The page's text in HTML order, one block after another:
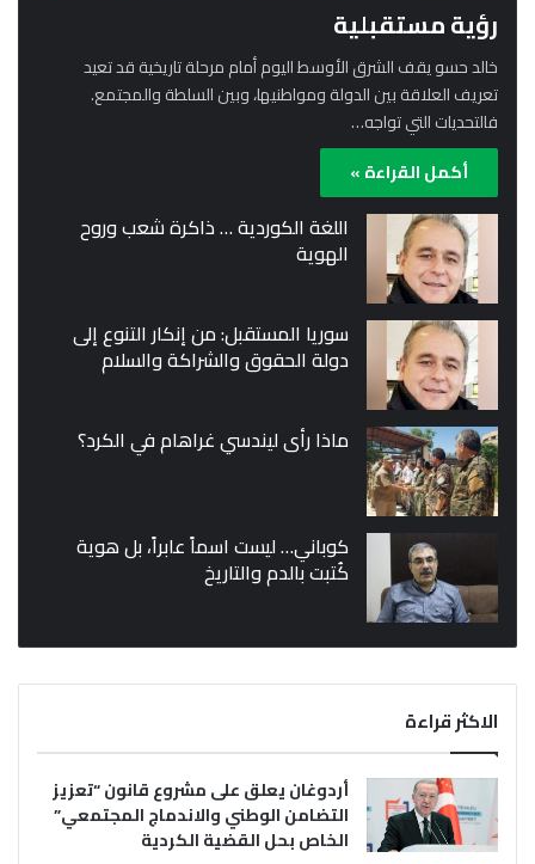
رؤية مستقبلية
خالد حسو يقف الشرق الأوسط اليوم أمام مرحلة تاريخية قد تعيد
تعريف العلاقة بين الدولة ومواطنيها، وبين السلطة والمجتمع.
فالتحديات التي تواجه…
أكمل القراءة »
اللغة الكوردية … ذاكرة شعب وروح
الهوية
سوريا المستقبل: من إنكار التنوع إلى
دولة الحقوق والشراكة والسلام
ماذا رأى ليندسي غراهام في الكرد؟
كوباني… ليست اسماً عابراً، بل هوية
كُتبت بالدم والتاريخ
الاكثر قراءة
أردوغان يعلق على مشروع قانون “تعزيز
التضامن الوطني والاندماج المجتمعي”
الخاص بحل القضية الكردية